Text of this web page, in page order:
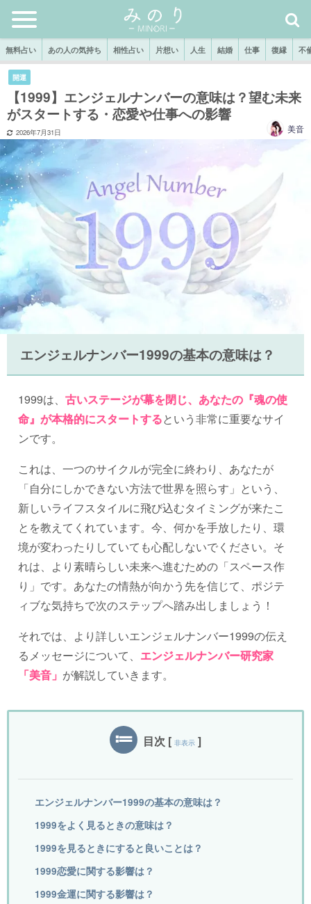
無料占い あの人の気持ち 相性占い 片想い 人生 結婚 仕事 復縁 不
開運
【1999】エンジェルナンバーの意味は？望む未来
がスタートする・恋愛や仕事への影響
2026年7月31日 美音
エンジェルナンバー1999の基本の意味は？
1999は、 古いステージが幕を閉じ、あなたの『魂の使
命』が本格的にスタートするという非常に重要なサイ
ンです。
これは、一つのサイクルが完全に終わり、あなたが
「自分にしかできない方法で世界を照らす」という、
新しいライフスタイルに飛び込むタイミングが来たこ
とを教えてくれています。今、何かを手放したり、環
境が変わったりしていても心配しないでください。そ
れは、より素晴らしい未来へ進むための「スペース作
り」です。あなたの情熱が向かう先を信じて、ポジテ
ィブな気持ちで次のステップへ踏み出しましょう！
それでは、より詳しいエンジェルナンバー1999の伝え
るメッセージについて、 エンジェルナンバー研究家
「美音」 が解説していきます。
目次 [ 非表示 ]
エンジェルナンバー1999の基本の意味は？
1999をよく見るときの意味は？
1999を見るときにすると良いことは？
1999恋愛に関する影響は？
1999金運に関する影響は？